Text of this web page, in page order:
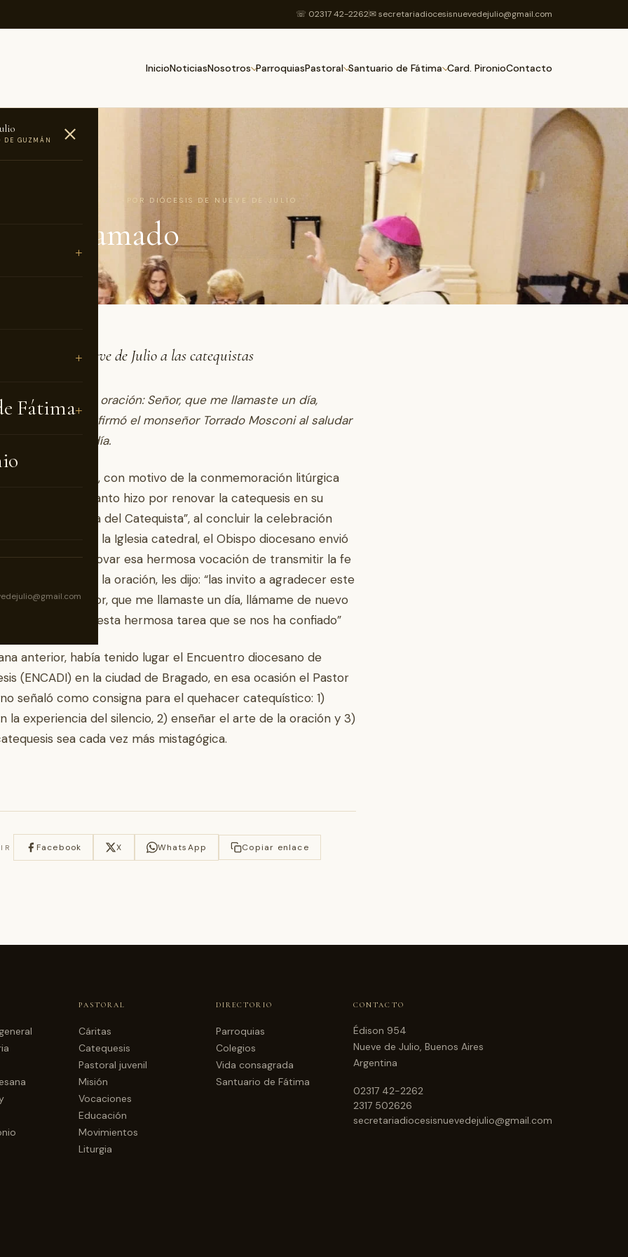
☏ 02317 42-2262✉ secretariadiocesisnuevedejulio@gmail.com
InicioNoticiasNosotros ParroquiasPastoral Santuario de Fátima Card. PironioContacto
DE GUZMÁN
Fátima
25 DE AGOSTO DE 2024 · POR DIÓCESIS DE NUEVE DE JULIO
el llamado
obispo de Nueve de Julio a las catequistas
cada día aquella oración: Señor, que me llamaste un día,
de nuevo hoy” afirmó el monseñor Torrado Mosconi al saludar
en su día.
21 de agosto, con motivo de la conmemoración litúrgica
san Pío X, que tanto hizo por renovar la catequesis en su
celebra el “Día del Catequista”, al concluir la celebración
vespertina en la Iglesia catedral, el Obispo diocesano envió
llamando a renovar esa hermosa vocación de transmitir la fe
del año de la oración, les dijo: “las invito a agradecer este
repitiendo <Señor, que me llamaste un día, llámame de nuevo
continuar con esta hermosa tarea que se nos ha confiado”
anterior, había tenido lugar el Encuentro diocesano de
(ENCADI) en la ciudad de Bragado, en esa ocasión el Pastor
señaló como consigna para el quehacer catequístico: 1)
la experiencia del silencio, 2) enseñar el arte de la oración y 3)
sea cada vez más mistagógica.
Facebook X WhatsApp Copiar enlace
PASTORAL
Cáritas
Catequesis
Pastoral juvenil
Misión
Vocaciones
Educación
Movimientos
Liturgia
DIRECTORIO
Parroquias
Colegios
Vida consagrada
Santuario de Fátima
CONTACTO
Édison 954
Nueve de Julio, Buenos Aires
Argentina
02317 42-2262
2317 502626
secretariadiocesisnuevedejulio@gmail.com